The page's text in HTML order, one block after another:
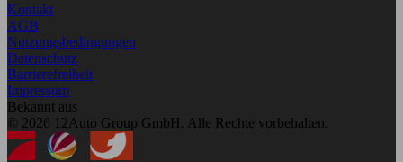
Kontakt
AGB
Nutzungsbedingungen
Datenschutz
Barrierefreiheit
Impressum
Bekannt aus
© 2026 12Auto Group GmbH. Alle Rechte vorbehalten.